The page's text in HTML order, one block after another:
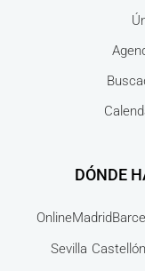
DÓNDE
OnlineMadrid
Sevilla Castellón